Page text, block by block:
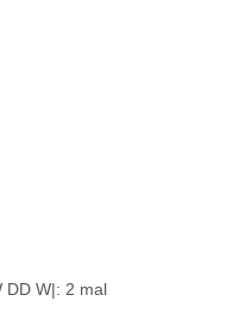
DD W|: 2 mal